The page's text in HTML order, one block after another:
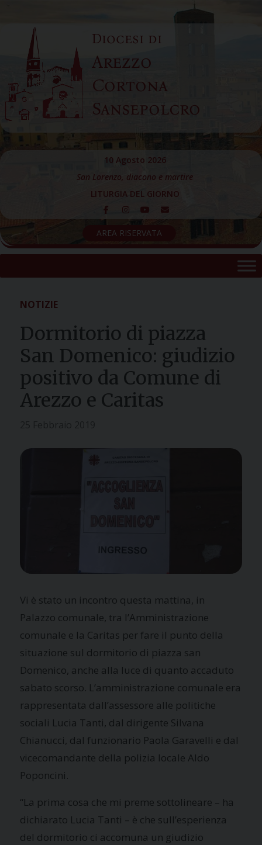
content
Diocesi di
Arezzo
Cortona
Sansepolcro
10 Agosto 2026
San Lorenzo, diacono e martire
LITURGIA DEL GIORNO
AREA RISERVATA
NOTIZIE
Dormitorio di piazza
San Domenico: giudizio
positivo da Comune di
Arezzo e Caritas
Vi è stato un incontro questa mattina, in
Palazzo comunale, tra l’Amministrazione
comunale e la Caritas per fare il punto della
situazione sul dormitorio di piazza san
Domenico, anche alla luce di quanto accaduto
sabato scorso. L’amministrazione comunale era
rappresentata dall’assessore alle politiche
sociali Lucia Tanti, dal dirigente Silvana
Chianucci, dal funzionario Paola Garavelli e dal
vicecomandante della polizia locale Aldo
Poponcini.
“La prima cosa che mi preme sottolineare – ha
dichiarato Lucia Tanti – è che sull’esperienza
del dormitorio ci accomuna un giudizio